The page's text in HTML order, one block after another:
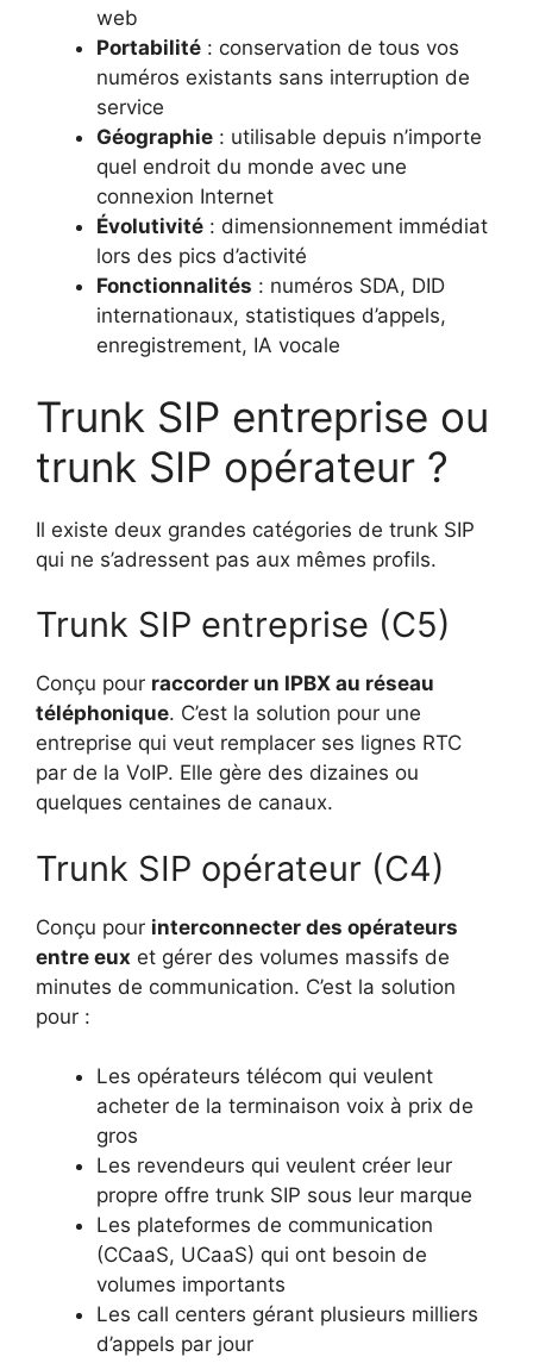
web
Portabilité : conservation de tous vos
numéros existants sans interruption de
service
Géographie : utilisable depuis n’importe
quel endroit du monde avec une
connexion Internet
Évolutivité : dimensionnement immédiat
lors des pics d’activité
Fonctionnalités : numéros SDA, DID
internationaux, statistiques d’appels,
enregistrement, IA vocale
Trunk SIP entreprise ou
trunk SIP opérateur ?
Il existe deux grandes catégories de trunk SIP
qui ne s’adressent pas aux mêmes profils.
Trunk SIP entreprise (C5)
Conçu pour raccorder un IPBX au réseau
téléphonique. C’est la solution pour une
entreprise qui veut remplacer ses lignes RTC
par de la VoIP. Elle gère des dizaines ou
quelques centaines de canaux.
Trunk SIP opérateur (C4)
Conçu pour interconnecter des opérateurs
entre eux et gérer des volumes massifs de
minutes de communication. C’est la solution
pour :
Les opérateurs télécom qui veulent
acheter de la terminaison voix à prix de
gros
Les revendeurs qui veulent créer leur
propre offre trunk SIP sous leur marque
Les plateformes de communication
(CCaaS, UCaaS) qui ont besoin de
volumes importants
Les call centers gérant plusieurs milliers
d’appels par jour